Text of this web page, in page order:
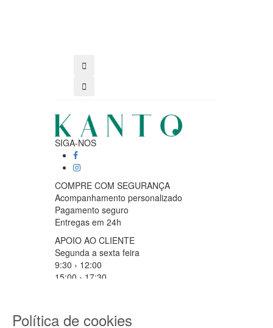
SIGA-NOS
COMPRE COM SEGURANÇA
Acompanhamento personalizado
Pagamento seguro
Entregas em 24h
APOIO AO CLIENTE
Segunda a sexta feira
9:30 › 12:00
15:00 › 17:30
Política de cookies